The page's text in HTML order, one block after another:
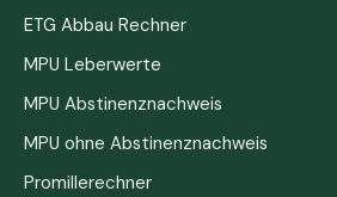
ETG Abbau Rechner
MPU Leberwerte
MPU Abstinenznachweis
MPU ohne Abstinenznachweis
Promillerechner